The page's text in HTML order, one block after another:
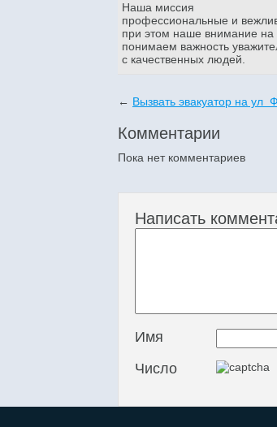
Наша миссия
профессиональные и
при этом наше внимание
понимаем важность
с качественных людей.
← Вызвать эвакуатор на ул
Комментарии
Пока нет комментариев
Написать
Имя
Число